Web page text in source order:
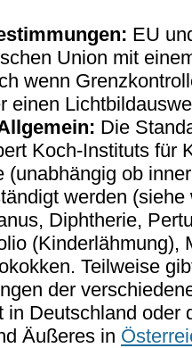
EU
Union mit
wenn
einen
Die
Koch-Instituts für
(unabhängig ob
werden
Diphtherie,
(Kinderlähmung),
Teilweise
der
in Deutschland oder
Äußeres in